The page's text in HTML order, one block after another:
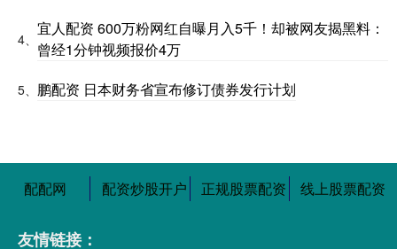
4、
宜人配资 600万粉网红自曝月入5千！却被网友揭黑料：
曾经1分钟视频报价4万
5、 鹏配资 日本财务省宣布修订债券发行计划
配配网 配资炒股开户 正规股票配资 线上股票配资
友情链接：